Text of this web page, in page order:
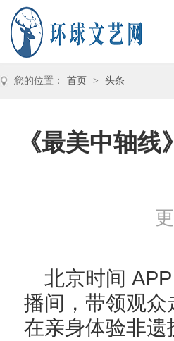
您的位置： 首页 > 头条
《最美中轴
北京时间 APP
播间，带领观众
在亲身体验非